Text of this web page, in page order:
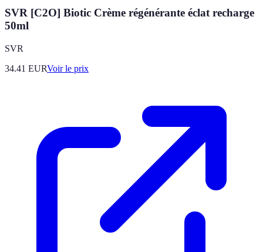
SVR [C2O] Biotic Crème régénérante éclat recharge
50ml
SVR
34.41 EURVoir le prix